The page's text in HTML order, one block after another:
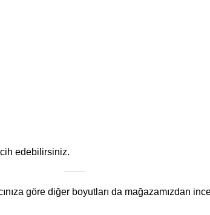
edebilirsiniz.
göre diğer boyutları da mağazamızdan